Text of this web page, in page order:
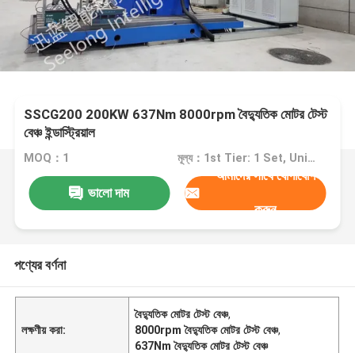
SSCG200 200KW 637Nm 8000rpm বৈদ্যুতিক মোটর টেস্ট
বেঞ্চ ইন্ডাস্ট্রিয়াল
MOQ：1 মূল্য：1st Tier: 1 Set, Unit Price USD 3.00 2nd Tier: 2-5 Sets, Unit Price USD 2.00 3rd Tier: Over 5 Sets, Unit Price USD 1.00
ভালো দাম
আমাদের সাথে যোগাযোগ
করুন
পণ্যের বর্ণনা
লক্ষণীয় করা:
বৈদ্যুতিক মোটর টেস্ট বেঞ্চ,
8000rpm বৈদ্যুতিক মোটর টেস্ট বেঞ্চ,
637Nm বৈদ্যুতিক মোটর টেস্ট বেঞ্চ